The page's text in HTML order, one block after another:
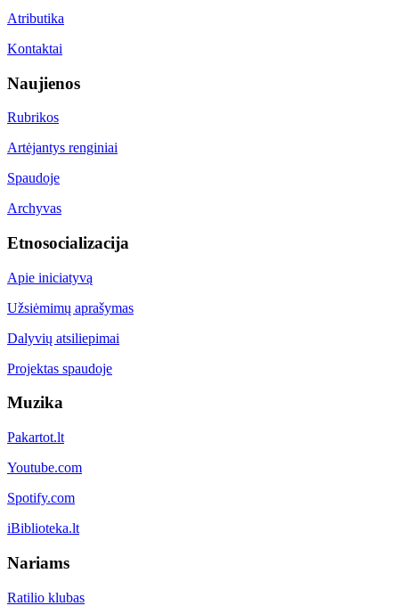
Atributika
Kontaktai
Naujienos
Rubrikos
Artėjantys renginiai
Spaudoje
Archyvas
Etnosocializacija
Apie iniciatyvą
Užsiėmimų aprašymas
Dalyvių atsiliepimai
Projektas spaudoje
Muzika
Pakartot.lt
Youtube.com
Spotify.com
iBiblioteka.lt
Nariams
Ratilio klubas